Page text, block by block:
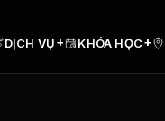
DỊCH VỤ+ KHÓA HỌC+